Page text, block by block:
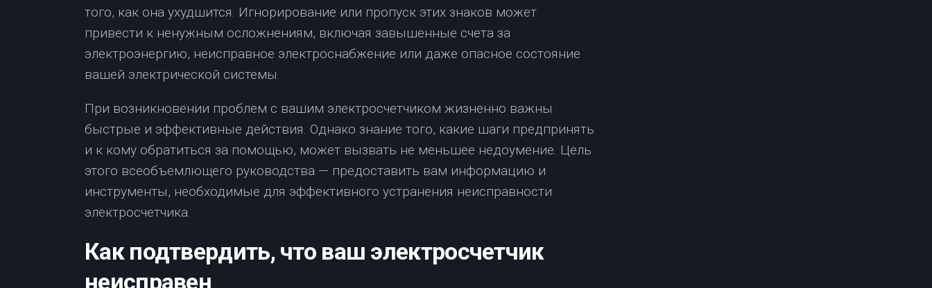
того, как она ухудшится. Игнорирование или пропуск этих знаков может
привести к ненужным осложнениям, включая завышенные счета за
электроэнергию, неисправное электроснабжение или даже опасное состояние
вашей электрической системы.
При возникновении проблем с вашим электросчетчиком жизненно важны
быстрые и эффективные действия. Однако знание того, какие шаги предпринять
и к кому обратиться за помощью, может вызвать не меньшее недоумение. Цель
этого всеобъемлющего руководства — предоставить вам информацию и
инструменты, необходимые для эффективного устранения неисправности
электросчетчика.
Как подтвердить, что ваш электросчетчик
неисправен